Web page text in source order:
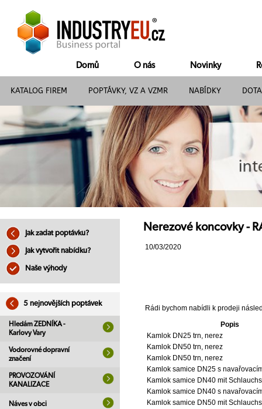
Domů O nás Novinky
KATALOG FIREM POPTÁVKY, VZ A VZMR NABÍDKY
Jak zadat poptávku?
Jak vytvořit nabídku?
Naše výhody
5 nejnovějších poptávek
Hledám ZEDNÍKA -
Karlovy Vary
Vodorovné dopravní
značení
PROVOZOVÁNÍ
KANALIZACE
Náves v obci
Nerezové koncovky -
10/03/2020
Rádi bychom nabídli k prodeji
Popis
Kamlok DN25 trn, nerez
Kamlok DN50 trn, nerez
Kamlok DN50 trn, nerez
Kamlok samice DN25 s
Kamlok samice DN40 mit
Kamlok samice DN40 s
Kamlok samice DN50 mit